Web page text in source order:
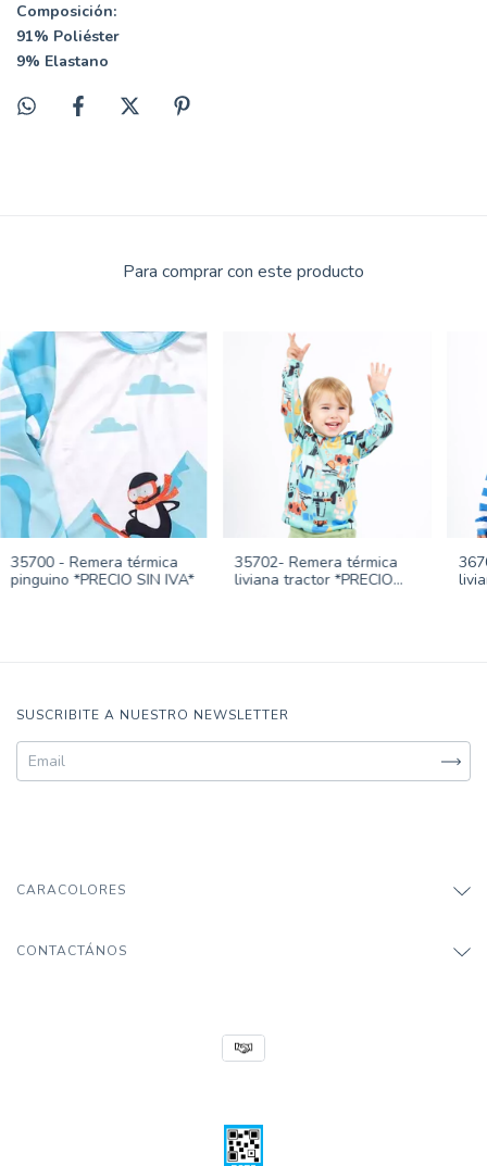
Composición:
91% Poliéster
9% Elastano
Para comprar con este producto
35700 - Remera térmica
pinguino *PRECIO SIN IVA*
35702- Remera térmica
liviana tractor *PRECIO
SUSCRIBITE A NUESTRO NEWSLETTER
CARACOLORES
CONTACTÁNOS